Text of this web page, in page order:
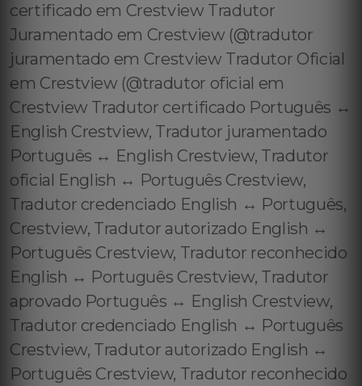
certificado em Crestview Tradutor
Juramentado em Crestview (@tradutor
juramentado em Crestview Tradutor Oficial
em Crestview (@tradutor oficial em
Crestview Tradutor certificado Português ↔️
English Crestview, Tradutor juramentado
Português ↔️ English Crestview, Tradutor
oficial English ↔️ Português Crestview,
Tradutor credenciado English ↔️ Português,
Crestview, Tradutor autorizado English ↔️
Português Crestview, Tradutor reconhecido
English ↔️ Português Crestview, Tradutor
aprovado Português ↔️ English Crestview,
Tradutor credenciado English ↔️ Português
Crestview, Tradutor autorizado English ↔️
Português Crestview, Tradutor reconhecido